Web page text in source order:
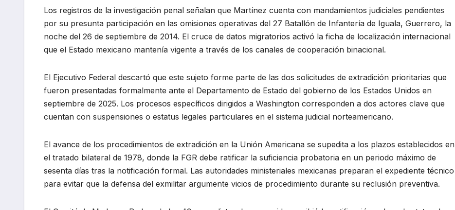
Los registros de la investigación penal señalan que Martínez cuenta con mandamientos judiciales pendientes
por su presunta participación en las omisiones operativas del 27 Batallón de Infantería de Iguala, Guerrero, la
noche del 26 de septiembre de 2014. El cruce de datos migratorios activó la ficha de localización internacional
que el Estado mexicano mantenía vigente a través de los canales de cooperación binacional.
El Ejecutivo Federal descartó que este sujeto forme parte de las dos solicitudes de extradición prioritarias que
fueron presentadas formalmente ante el Departamento de Estado del gobierno de los Estados Unidos en
septiembre de 2025. Los procesos específicos dirigidos a Washington corresponden a dos actores clave que
cuentan con suspensiones o estatus legales particulares en el sistema judicial norteamericano.
El avance de los procedimientos de extradición en la Unión Americana se supedita a los plazos establecidos en
el tratado bilateral de 1978, donde la FGR debe ratificar la suficiencia probatoria en un periodo máximo de
sesenta días tras la notificación formal. Las autoridades ministeriales mexicanas preparan el expediente técnico
para evitar que la defensa del exmilitar argumente vicios de procedimiento durante su reclusión preventiva.